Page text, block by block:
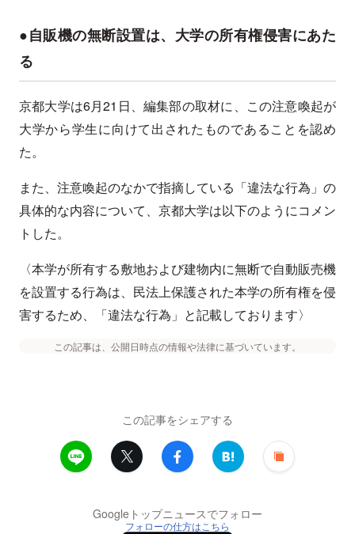
●自販機の無断設置は、大学の所有権侵害にあた
る
京都大学は6月21日、編集部の取材に、この注意喚起が
大学から学生に向けて出されたものであることを認め
た。
また、注意喚起のなかで指摘している「違法な行為」の
具体的な内容について、京都大学は以下のようにコメン
トした。
〈本学が所有する敷地および建物内に無断で自動販売機
を設置する行為は、民法上保護された本学の所有権を侵
害するため、「違法な行為」と記載しております〉
この記事は、公開日時点の情報や法律に基づいています。
この記事をシェアする
Googleトップニュースでフォロー
フォローの仕方はこちら